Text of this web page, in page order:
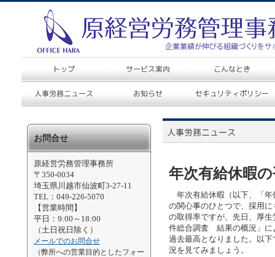
年次有給休暇
年次有給休暇（以下、「年
の関心事のひとつで、採用
の取得率ですが、先日、厚
件総合調査 結果の概況」に
過去最高となりました。以
況を見てみましょう。
お問合せ
原経営労務管理事務所
〒350-0034
埼玉県川越市仙波町3-27-11
TEL：049-226-5070
【営業時間】
平日：9:00～18:00
（土日祝日除く）
メールでのお問合せ
（弊所への営業目的としたフォー